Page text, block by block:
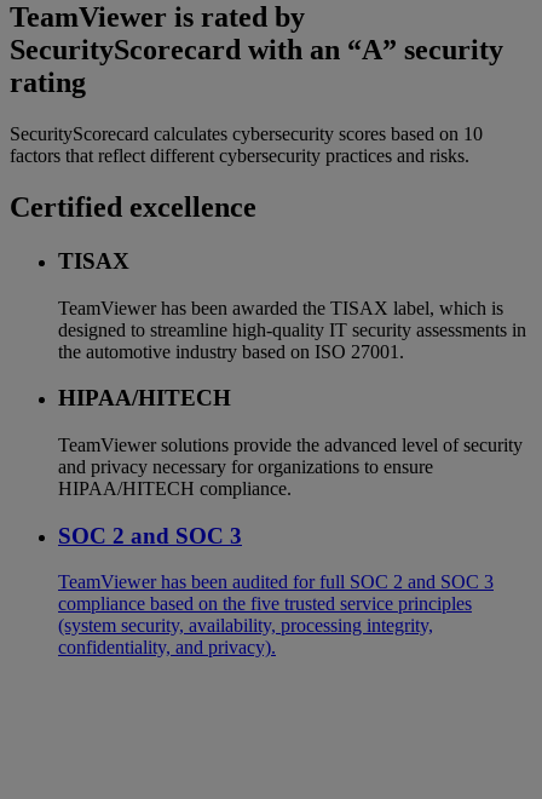
TeamViewer is rated by
SecurityScorecard with an “A” security
rating
SecurityScorecard calculates cybersecurity scores based on 10
factors that reflect different cybersecurity practices and risks.
Certified excellence
TISAX
TeamViewer has been awarded the TISAX label, which is
designed to streamline high-quality IT security assessments in
the automotive industry based on ISO 27001.
HIPAA/HITECH
TeamViewer solutions provide the advanced level of security
and privacy necessary for organizations to ensure
HIPAA/HITECH compliance.
SOC 2 and SOC 3
TeamViewer has been audited for full SOC 2 and SOC 3
compliance based on the five trusted service principles
(system security, availability, processing integrity,
confidentiality, and privacy).